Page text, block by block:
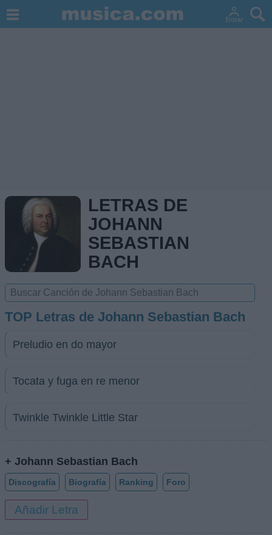
LETRAS DE
JOHANN
SEBASTIAN
BACH
TOP Letras de Johann Sebastian Bach
Preludio en do mayor
Tocata y fuga en re menor
Twinkle Twinkle Little Star
+ Johann Sebastian Bach
Discografía Biografía Ranking Foro
Añadir Letra